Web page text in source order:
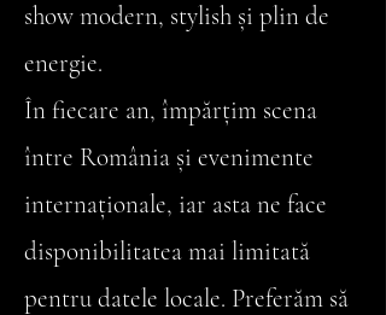
show modern, stylish și plin de
energie.
În fiecare an, împărțim scena
între România și evenimente
internaționale, iar asta ne face
disponibilitatea mai limitată
pentru datele locale. Preferăm să